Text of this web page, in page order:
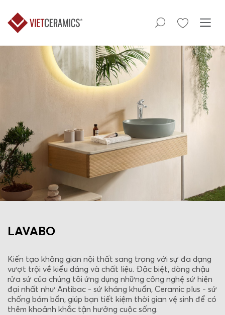
LAVABO
Kiến tạo không gian nội thất sang trọng với sự đa dạng
vượt trội về kiểu dáng và chất liệu. Đặc biệt, dòng chậu
rửa sứ của chúng tôi ứng dụng những công nghệ sứ hiện
đại nhất như Antibac - sứ kháng khuẩn, Ceramic plus - sứ
chống bám bẩn, giúp bạn tiết kiệm thời gian vệ sinh để có
thêm khoảnh khắc tận hưởng cuộc sống.